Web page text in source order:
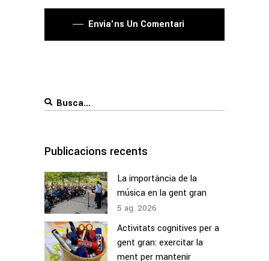
Envia'ns Un Comentari
Search
Publicacions recents
La importància de la
música en la gent gran
5 ag. 2026
Activitats cognitives per a
gent gran: exercitar la
ment per mantenir